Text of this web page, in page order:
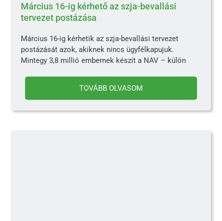
Március 16-ig kérhető az szja-bevallási
tervezet postázása
Március 16-ig kérhetik az szja-bevallási tervezet
postázását azok, akiknek nincs ügyfélkapujuk.
Mintegy 3,8 millió embernek készít a NAV – külön
TOVÁBB OLVASOM